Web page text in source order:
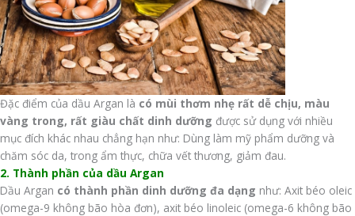
Đặc điểm của dầu Argan là có mùi thơm nhẹ rất dễ chịu, màu
vàng trong, rất giàu chất dinh dưỡng được sử dụng với nhiều
mục đích khác nhau chẳng hạn như: Dùng làm mỹ phẩm dưỡng và
chăm sóc da, trong ẩm thực, chữa vết thương, giảm đau.
2. Thành phần của dầu Argan
Dầu Argan có thành phần dinh dưỡng đa dạng như: Axit béo oleic
(omega-9 không bão hòa đơn), axit béo linoleic (omega-6 không bão